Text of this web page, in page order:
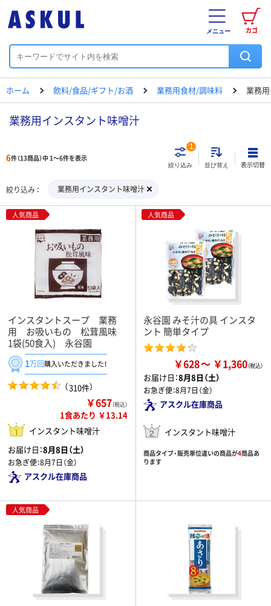
カゴ
メニュー
ホーム 飲料/食品/ギフト/お酒 業務用食材/調味料 業務
業務用インスタント味噌汁
6件（13商品）中 1～6件を表示
絞り込み
1
並び替え 表示切替
絞り込み 業務用インスタント味噌汁
人気商品
インスタントスープ 業務
用 お吸いもの 松茸風味
1袋(50食入) 永谷園
1万回購入いただきました！
（310件）
￥657（税込）
1食あたり ￥13.14
インスタント味噌汁
お届け日：8月8日（土）
お急ぎ便：8月7日（金）
アスクル在庫商品
人気商品
永谷園 みそ汁の具 インスタ
ント 簡単タイプ
￥628 ￥1,360
お届け日：8月8日（土）
お急ぎ便：8月7日（金）
アスクル在庫商品
インスタント味噌汁
商品タイプ・販売単位違いの商品が4商品あ
ります
人気商品